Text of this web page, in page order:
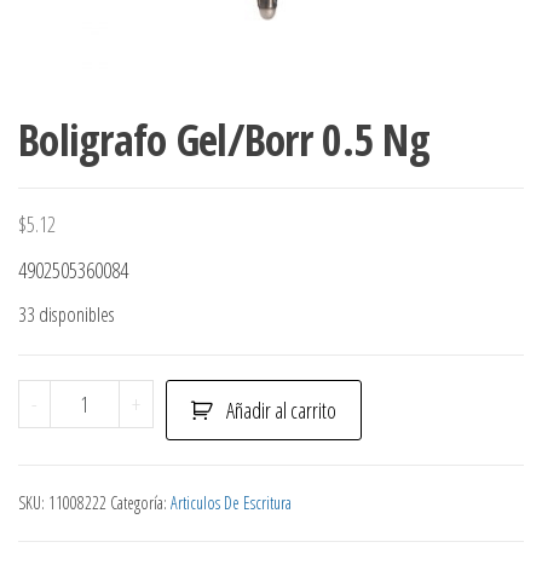
Boligrafo Gel/Borr 0.5 Ng
$5.12
4902505360084
33 disponibles
-
Boligrafo
Gel/Borr
Ng
+ Añadir al carrito
SKU: 11008222 Categoría: Articulos De Escritura